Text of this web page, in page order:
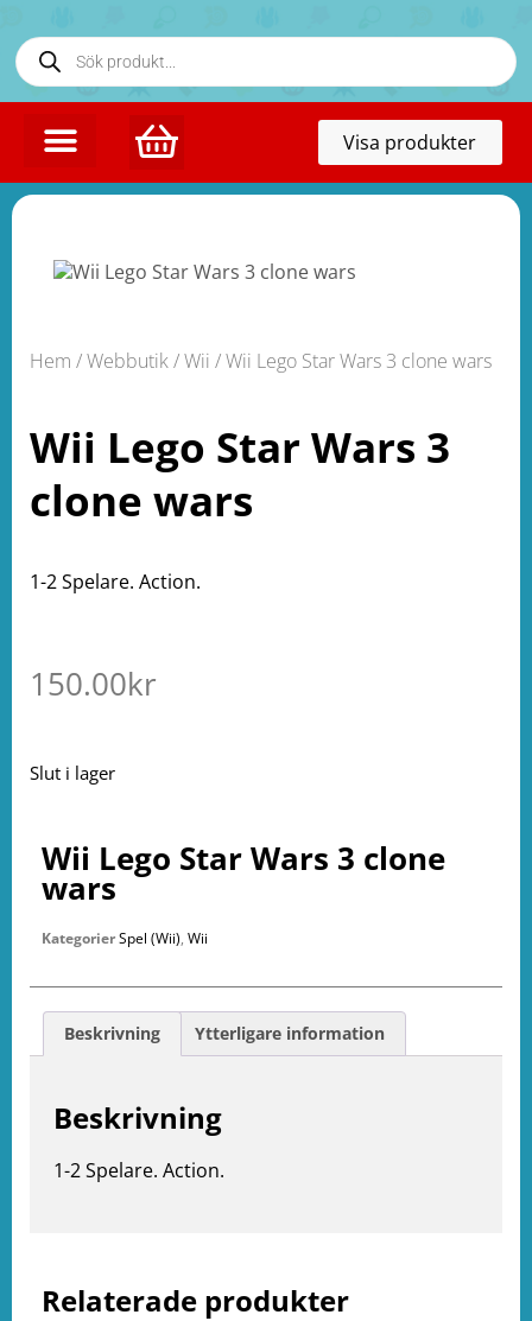
Visa produkter
Hem /Webbutik/Wii / Wii Lego Star Wars 3 clone wars
Wii Lego Star Wars 3
clone wars
1-2 Spelare. Action.
150.00kr
Slut i lager
Relaterade produkter
Wii Lego Star Wars 3 clone
wars
KategorierSpel (Wii), Wii
Beskrivning Ytterligare information
Beskrivning
1-2 Spelare. Action.